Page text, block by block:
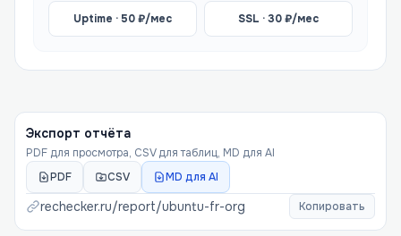
Uptime ·50₽/мес SSL ·30₽/мес
Экспорт отчёта
PDF для просмотра, CSV для таблиц, MD для AI
PDF
CSV MD для AI
rechecker.ru/report/ubuntu-fr-org Копировать